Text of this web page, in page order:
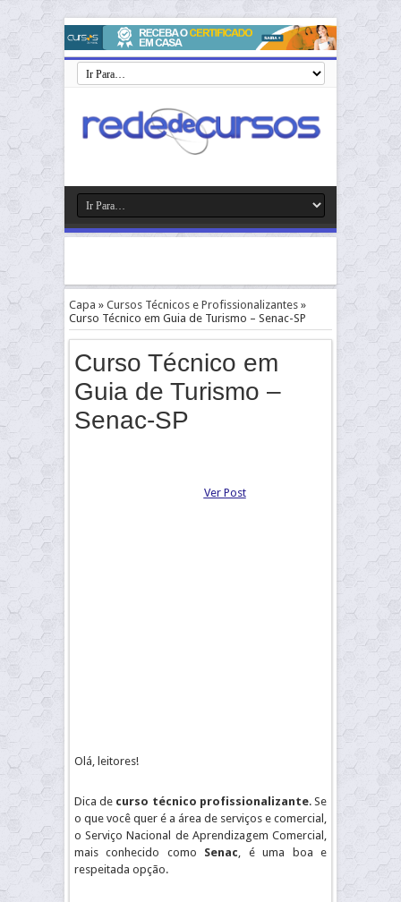
Capa » Cursos Técnicos e Profissionalizantes »
Curso Técnico em Guia de Turismo – Senac-SP
Curso Técnico em
Guia de Turismo –
Senac-SP
Ver Post
Olá, leitores!
Dica de curso técnico profissionalizante. Se
o que você quer é a área de serviços e comercial,
o Serviço Nacional de Aprendizagem Comercial,
mais conhecido como Senac, é uma boa e
respeitada opção.